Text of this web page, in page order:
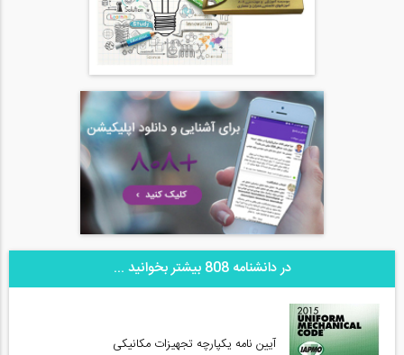
در دانشنامه 808 بیشتر بخوانید ...
آیین نامه یکپارچه تجهیزات مکانیکی